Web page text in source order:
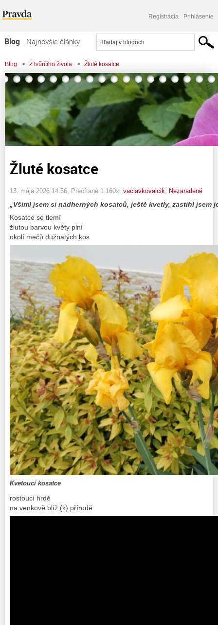
Registrácia Prihlásenie
Blog
Najnovšie články
Najčítanejšie články
Najkomentovanejšie články
Zoznam blogov
Komerčné blogy
Blog > Z tvůrčího života > Žluté kosatce
Žluté kosatce
13. mája 2026 14:56 , Prečítané 1 160x, vaclavkovalcik Nezaradené
„Všiml jsem si nádherných kosatců, ještě kvetly, zastihl jsem
Kosatce se tlemí
žlutou barvou květy plní
okolí mečů dužnatých kos
Kvetoucí kosatce
rostoucí hrdě
na venkově blíž (k) přírodě